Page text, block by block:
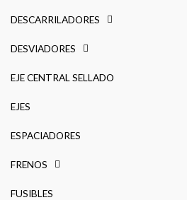
DESCARRILADORES
DESVIADORES
EJE CENTRAL SELLADO
EJES
ESPACIADORES
FRENOS
FUSIBLES